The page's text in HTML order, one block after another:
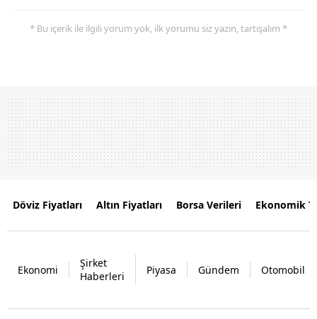
* Bu içerik ile ilgili yorum yok, ilk yorumu siz yazın, tartışalım *
Döviz Fiyatları Altın Fiyatları Borsa Verileri Ekonomik
Ekonomi
Şirket
Haberleri
Piyasa Gündem Otomobil